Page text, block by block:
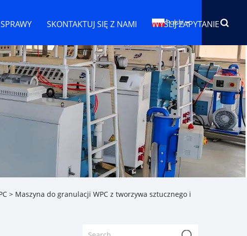
SPRAWY SKONTAKTUJ SIĘ Z NAMI WYŚLIJ ZAPYTANIE
Polski
> Maszyna do granulacji WPC z tworzywa sztucznego i